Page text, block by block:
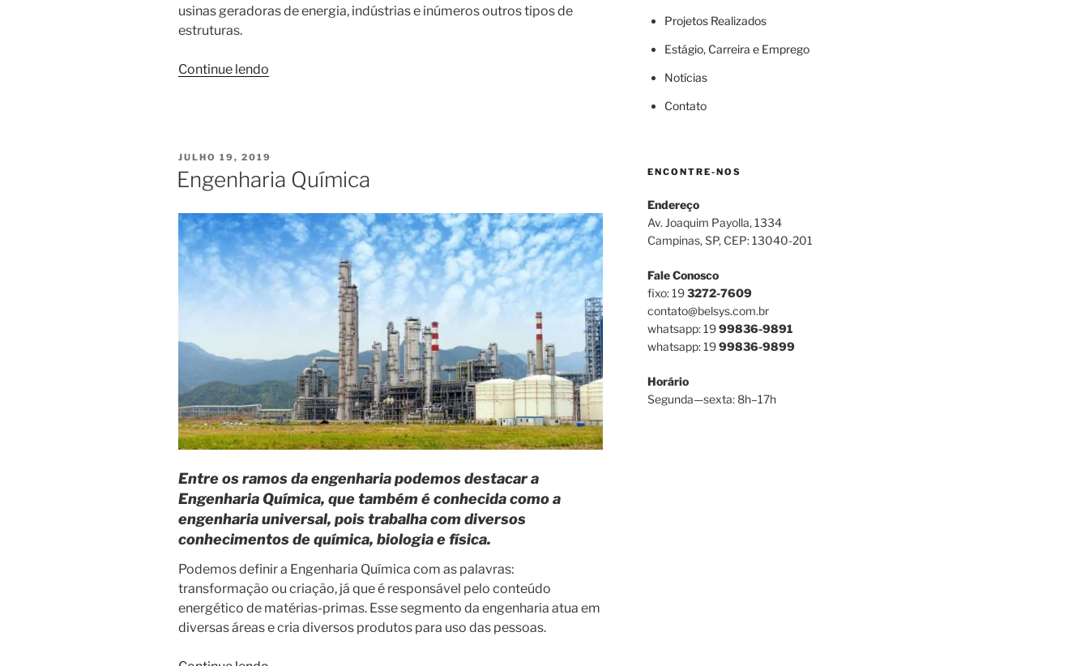
usinas geradoras de energia, indústrias e inúmeros outros tipos de
estruturas.
Continue lendo
PUBLICADO
EM
JULHO 19, 2019
Engenharia Química
Entre os ramos da engenharia podemos destacar a
Engenharia Química, que também é conhecida como a
engenharia universal, pois trabalha com diversos
conhecimentos de química, biologia e física.
Podemos definir a Engenharia Química com as palavras:
transformação ou criação, já que é responsável pelo conteúdo
energético de matérias-primas. Esse segmento da engenharia atua em
diversas áreas e cria diversos produtos para uso das pessoas.
Projetos Realizados
Estágio, Carreira e Emprego
Notícias
Contato
ENCONTRE-NOS
Endereço
Av. Joaquim Payolla, 1334
Campinas, SP, CEP: 13040-201
Fale Conosco
fixo: 193272-7609
contato@belsys.com.br
whatsapp: 1999836-9891
whatsapp: 1999836-9899
Horário
Segunda—sexta: 8h–17h